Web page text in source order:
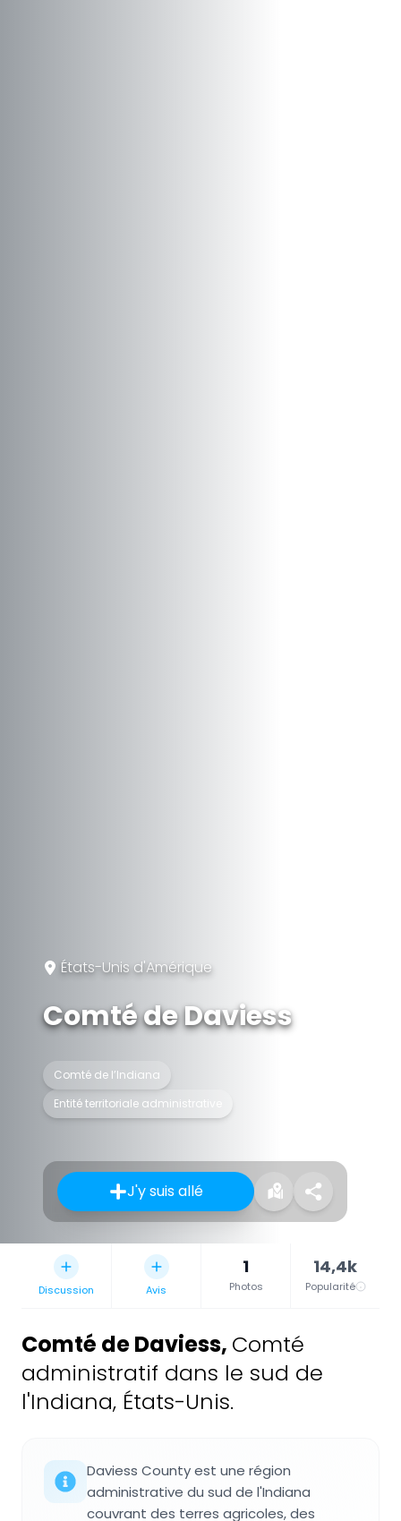
États-Unis d'Amérique
Comté de Daviess
Comté de l’Indiana
Entité territoriale administrative
J'y suis allé
Discussion Avis
1
Photos
14,4k
Popularité
Comté de Daviess, Comté
administratif dans le sud de
l'Indiana, États-Unis.
Daviess County est une région
administrative du sud de l'Indiana
couvrant des terres agricoles, des